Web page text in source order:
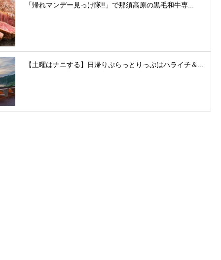
「帰れマンデー見っけ隊!!」で那須高原の黒毛和牛専...
【土曜はナニする】日帰りぷらっとりっぷはハライチ＆...